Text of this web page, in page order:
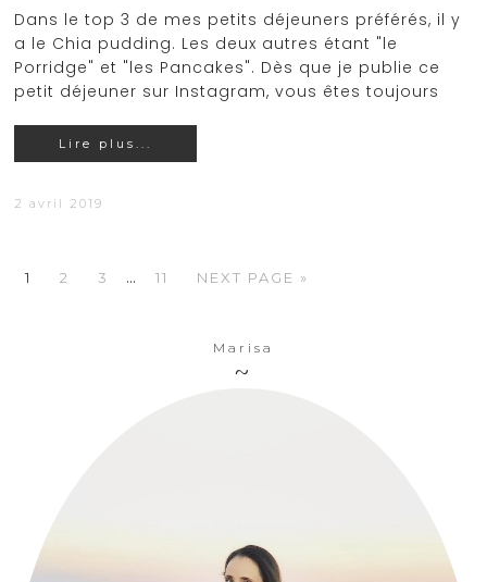
Dans le top 3 de mes petits déjeuners préférés, il y
a le Chia pudding. Les deux autres étant "le
Porridge" et "les Pancakes". Dès que je publie ce
petit déjeuner sur Instagram, vous êtes toujours
Lire plus...
2 avril 2019
1 2 3 … 11 NEXT PAGE »
Marisa